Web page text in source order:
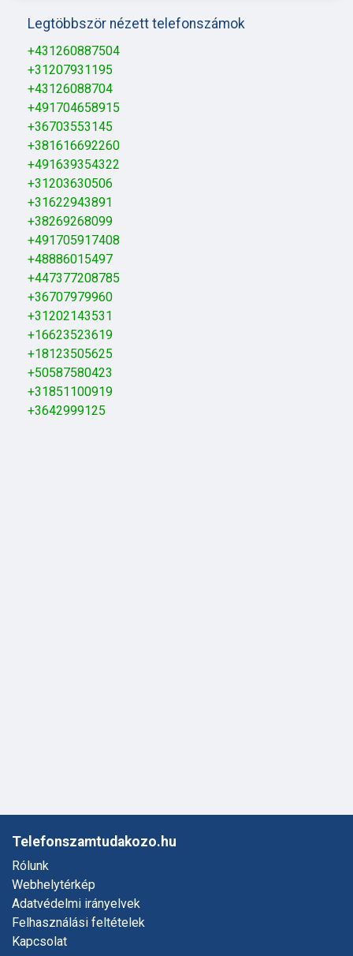
Legtöbbször nézett telefonszámok
+431260887504
+31207931195
+43126088704
+491704658915
+36703553145
+381616692260
+491639354322
+31203630506
+31622943891
+38269268099
+491705917408
+48886015497
+447377208785
+36707979960
+31202143531
+16623523619
+18123505625
+50587580423
+31851100919
+3642999125
Telefonszamtudakozo.hu
Rólunk
Webhelytérkép
Adatvédelmi irányelvek
Felhasználási feltételek
Kapcsolat